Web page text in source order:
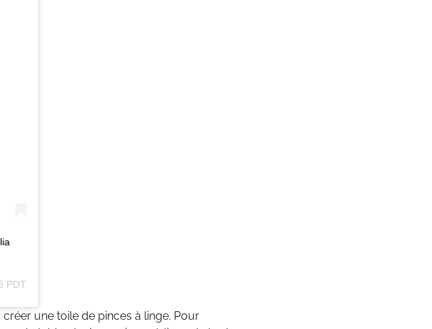
PDT
une toile de pinces à linge. Pour